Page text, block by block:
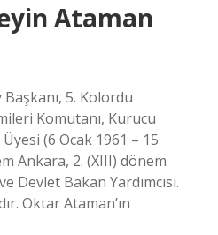
Ataman
5. Kolordu
Komutanı, Kurucu
(6 Ocak 1961 – 15
Ankara, 2. (XIII) dönem
Devlet Bakan Yardımcısı.
Oktar Ataman’ın